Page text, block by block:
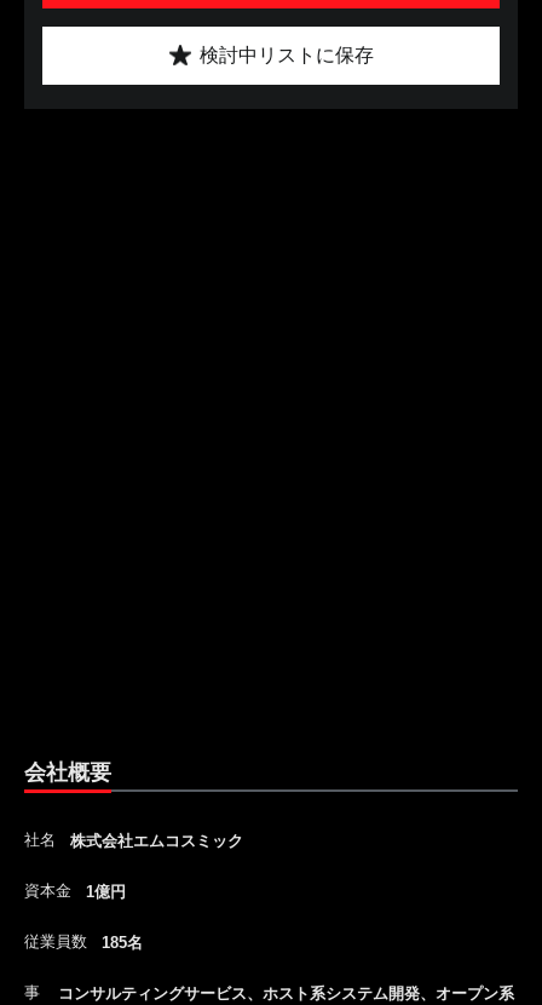
検討中リストに保存
会社概要
社名 株式会社エムコスミック
資本金 1億円
従業員数 185名
事
コンサルティングサービス、ホスト系システム開発、オープン系